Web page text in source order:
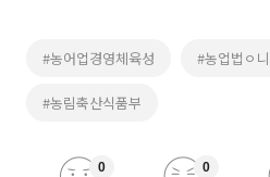
#농어업경영체육성 #농업법ㅇ니
#농림축산식품부
0 0